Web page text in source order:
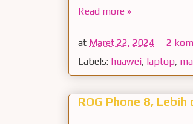
Read more »
at Maret 22, 2024
2
Labels: huawei, laptop,
ROG Phone 8,